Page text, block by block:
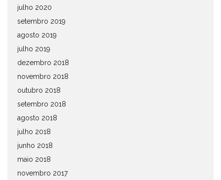
julho 2020
setembro 2019
agosto 2019
julho 2019
dezembro 2018
novembro 2018
outubro 2018
setembro 2018
agosto 2018
julho 2018
junho 2018
maio 2018
novembro 2017